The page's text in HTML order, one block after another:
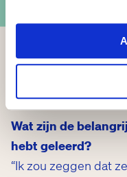
De tekst gaat
Wat zijn de
hebt geleerd?
“Ik zou zeggen dat